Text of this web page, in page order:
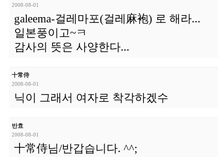
2008-08-01
galeema-걸레마포(걸레麻袍) 로 해라...
일본풍이고~ㅋ
감사의 뜻은 사양한다...
十常侍
2008-08-01
닉이 그래서 여자로 착각하겠수
반효
2008-08-01
十常侍님/반갑습니다. ^^;